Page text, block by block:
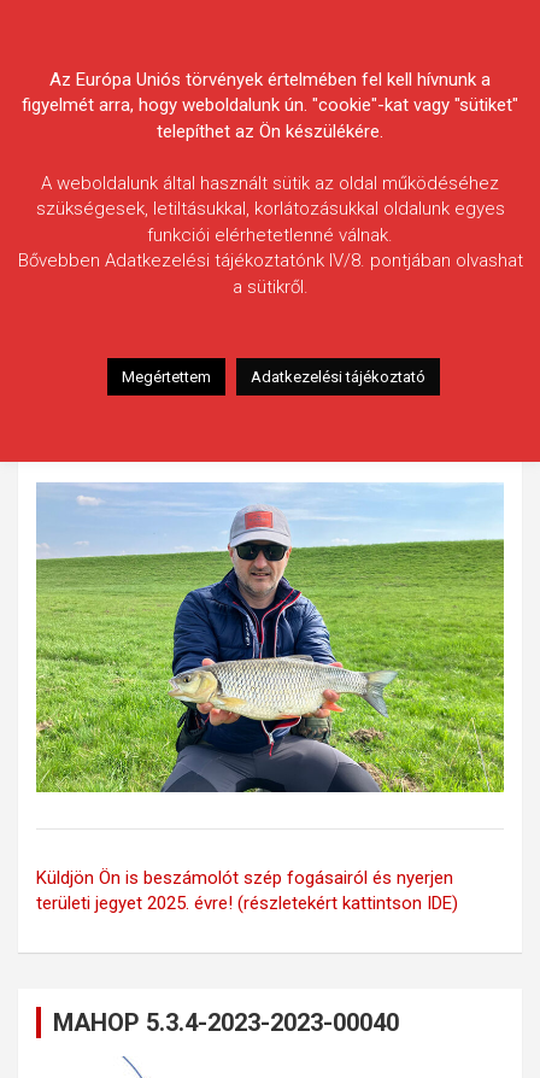
Egyesületek Szövetsége
Cristian Stecli
Halfaj: Domolykó
Fogott hal adatai: 2,345 kg
Küldjön Ön is beszámolót szép fogásairól és nyerjen
területi jegyet 2025. évre! (részletekért kattintson IDE)
MAHOP 5.3.4-2023-2023-00040
Az Európa Uniós törvények értelmében fel kell hívnunk a
figyelmét arra, hogy weboldalunk ún. "cookie"-kat vagy "sütiket"
telepíthet az Ön készülékére.
A weboldalunk által használt sütik az oldal működéséhez
szükségesek, letiltásukkal, korlátozásukkal oldalunk egyes
funkciói elérhetetlenné válnak.
Bővebben Adatkezelési tájékoztatónk IV/8. pontjában olvashat
a sütikről.
Megértettem Adatkezelési tájékoztató